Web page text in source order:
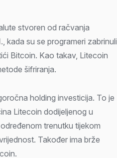
stvoren od račvanja
kada su se programeri zabrinuli
Bitcoin. Kao takav, Litecoin
šifriranja.
holding investicija. To je
Litecoin dodijeljenog u
trenutku tijekom
Također ima brže